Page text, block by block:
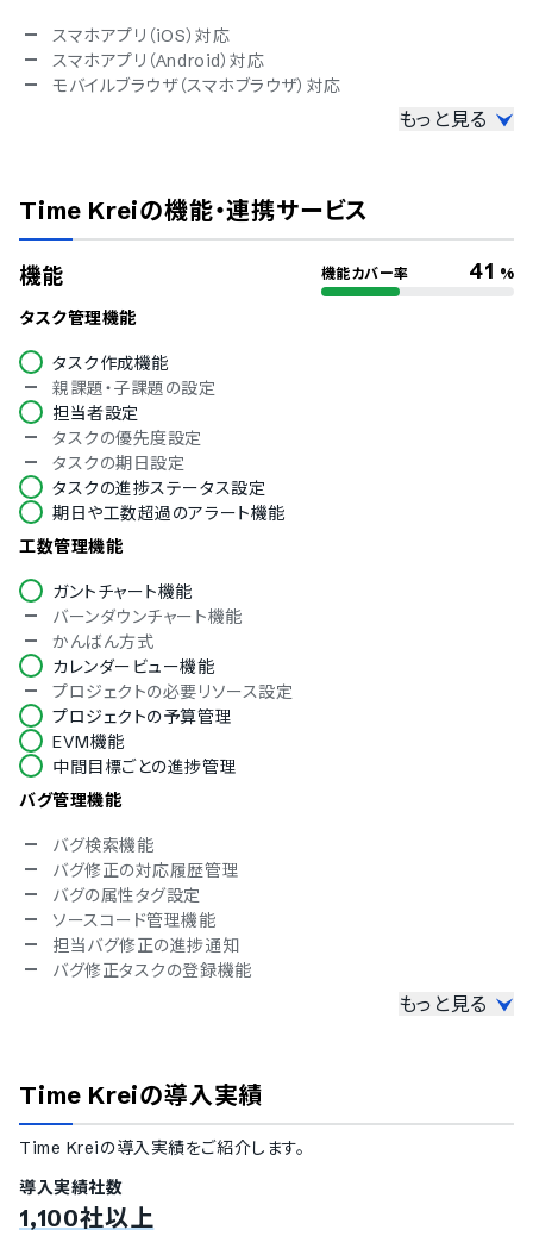
スマホアプリ（iOS）対応
スマホアプリ（Android）対応
モバイルブラウザ（スマホブラウザ）対応
冗長化
通信の暗号化
IP制限
二要素認証・二段階認証
シングルサインオン
対応言語
中国語
デンマーク語
オランダ語
英語
フィンランド語
フランス語
イタリア語
韓国語
ノルウェー語
ポルトガル語
ロシア語
スペイン語
スウェーデン語
タイ語
インドネシア語
チェコ語
ヘブライ語
ハンガリー語
ポーランド語
トルコ語
ベトナム語
もっと見る
Time Kreiの機能・連携サービス
機能 機能カバー率 41 %
タスク管理機能
タスク作成機能
親課題・子課題の設定
担当者設定
タスクの優先度設定
タスクの期日設定
タスクの進捗ステータス設定
期日や工数超過のアラート機能
工数管理機能
ガントチャート機能
バーンダウンチャート機能
かんばん方式
カレンダービュー機能
プロジェクトの必要リソース設定
プロジェクトの予算管理
EVM機能
中間目標ごとの進捗管理
バグ管理機能
バグ検索機能
バグ修正の対応履歴管理
バグの属性タグ設定
ソースコード管理機能
担当バグ修正の進捗通知
バグ修正タスクの登録機能
ワークフロー機能
レポート作成機能
アクセス権限管理機能
Wikiでの情報共有
ファイル共有機能
タスクへのコメント機能
もっと見る
Time Kreiの導入実績
Time Kreiの導入実績をご紹介します。
導入実績社数
1,100社以上